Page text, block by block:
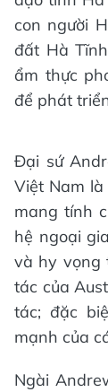
con người
đất Hà
ẩm thực
để phát
Đại sứ
Việt Nam
mang tính
hệ ngoại
và hy vọng
tác của
tác; đặc
mạnh của
Ngài